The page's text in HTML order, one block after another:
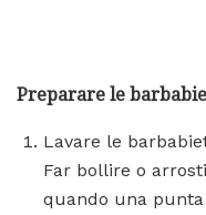
Preparare le
Lavare le
Far bollire o
quando una